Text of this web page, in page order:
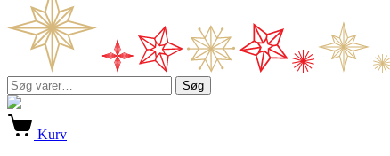
Søg
efter:
Søg
Kurv